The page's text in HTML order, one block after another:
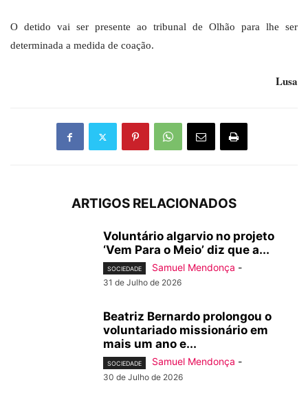
O detido vai ser presente ao tribunal de Olhão para lhe ser
determinada a medida de coação.
Lusa
ARTIGOS RELACIONADOS
Voluntário algarvio no projeto
‘Vem Para o Meio’ diz que a...
SOCIEDADE Samuel Mendonça -
31 de Julho de 2026
Beatriz Bernardo prolongou o
voluntariado missionário em
mais um ano e...
SOCIEDADE Samuel Mendonça -
30 de Julho de 2026